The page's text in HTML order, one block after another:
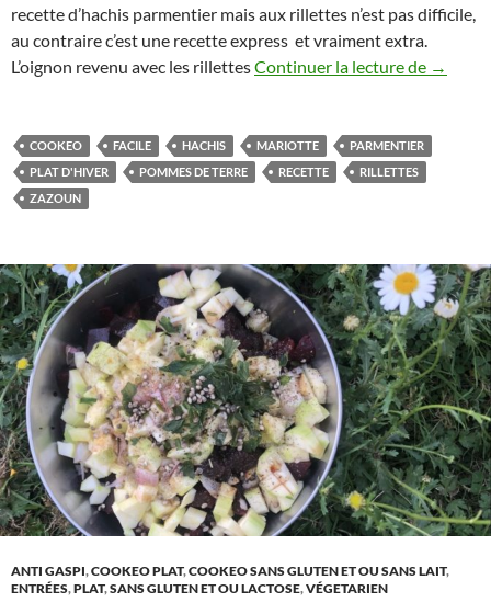
recette d’hachis parmentier mais aux rillettes n’est pas difficile,
au contraire c’est une recette express et vraiment extra.
L’oignon revenu avec les rillettesContinuer la lecture de →
COOKEO FACILE HACHIS MARIOTTE
PARMENTIER
PLAT D'HIVER
POMMES DE TERRE RECETTE
RILLETTES
ZAZOUN
ANTI GASPI,COOKEO PLAT,COOKEO SANS GLUTEN ET OU SANS LAIT,
ENTRÉES,PLAT,SANS GLUTEN ET OU LACTOSE,VÉGETARIEN